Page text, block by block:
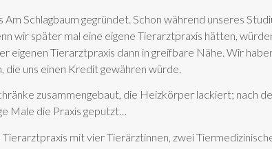
Schlagbaum gegründet. Schon während unseres
wir später mal eine eigene Tierarztpraxis hätten,
Tierarztpraxis dann in greifbare Nähe. Wir
die uns einen Kredit gewähren würde.
zusammengebaut, die Heizkörper lackiert; nach
Male die Praxis geputzt…
mit vier Tierärztinnen, zwei